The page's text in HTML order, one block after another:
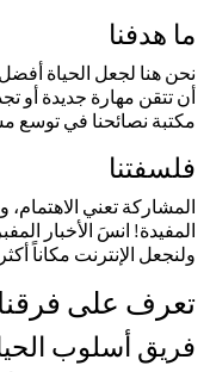
ما هدفنا
نحن هنا لجعل الحياة
أن تتقن مهارة جديدة أو
مكتبة نصائحنا في توسع
فلسفتنا
المشاركة تعني
المفيدة! انسَ الأخبار
ولنجعل الإنترنت مكاناً
تعرف على فرقنا
فريق أسلوب